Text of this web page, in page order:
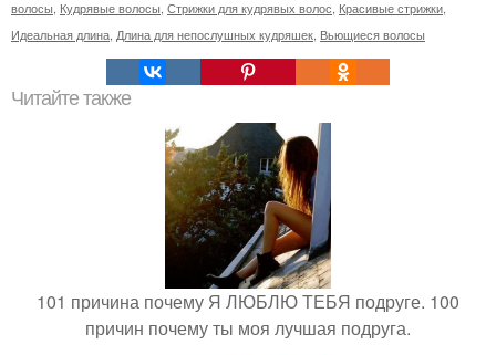
волосы, Кудрявые волосы, Стрижки для кудрявых волос, Красивые стрижки,
Идеальная длина, Длина для непослушных кудряшек, Вьющиеся волосы
Читайте также
101 причина почему Я ЛЮБЛЮ ТЕБЯ подруге. 100
причин почему ты моя лучшая подруга.